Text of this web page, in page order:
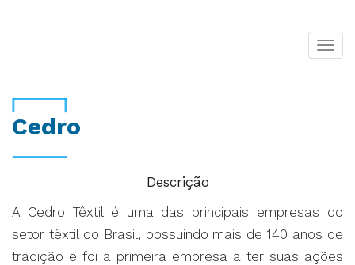
Cedro
Descrição
A Cedro Têxtil é uma das principais empresas do
setor têxtil do Brasil, possuindo mais de 140 anos de
tradição e foi a primeira empresa a ter suas ações